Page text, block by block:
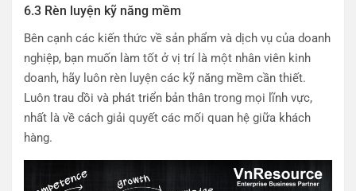
6.3 Rèn luyện kỹ năng mềm
Bên cạnh các kiến thức về sản phẩm và dịch vụ của doanh
nghiệp, bạn muốn làm tốt ở vị trí là một nhân viên kinh
doanh, hãy luôn rèn luyện các kỹ năng mềm cần thiết.
Luôn trau dồi và phát triển bản thân trong mọi lĩnh vực,
nhất là về cách giải quyết các mối quan hệ giữa khách
hàng.